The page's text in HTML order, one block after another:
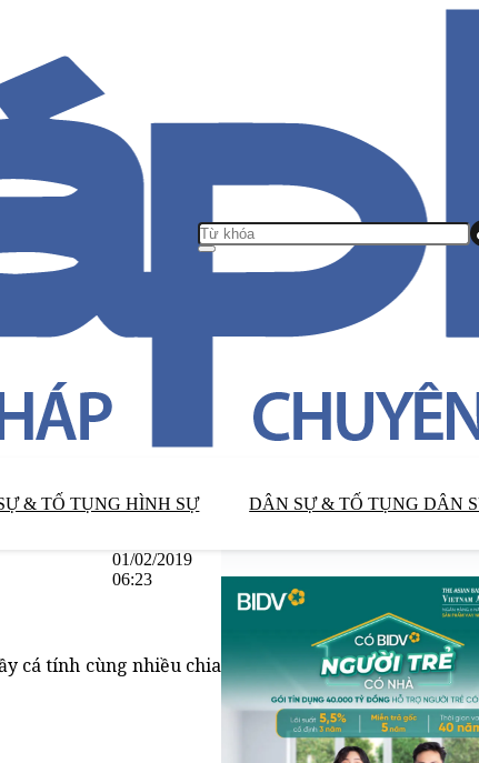
& TỐ TỤNG HÌNH SỰ DÂN SỰ & TỐ TỤNG DÂN
01/02/2019
06:23
cá tính cùng nhiều chia